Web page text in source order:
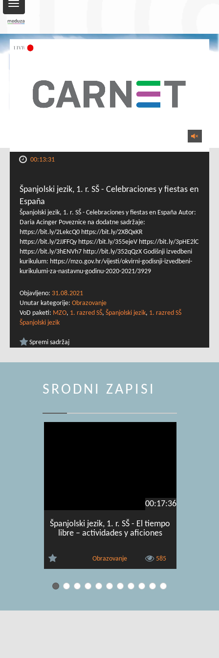
Toggle
navigation
00:13:31
Španjolski jezik, 1. r. SŠ - Celebraciones y fiestas en
España
Španjolski jezik, 1. r. SŠ - Celebraciones y fiestas en España Autor:
Daria Acinger Poveznice na dodatne sadržaje:
https://bit.ly/2LekcQ0 https://bit.ly/2X8QxKR
https://bit.ly/2JJFFQy https://bit.ly/355ejeV https://bit.ly/3pHE2lC
https://bit.ly/3hENVh7 http://bit.ly/352qQzX Godišnji izvedbeni
kurikulum: https://mzo.gov.hr/vijesti/okvirni-godisnji-izvedbeni-
kurikulumi-za-nastavnu-godinu-2020-2021/3929
Objavljeno: 31.08.2021
Unutar kategorije: Obrazovanje
VoD paketi: MZO, 1. razred SŠ, Španjolski jezik, 1. razred SŠ
Španjolski jezik
Spremi sadržaj
SRODNI ZAPISI
00:17:36
Španjolski jezik, 1. r. SŠ - El tiempo
libre – actividades y aficiones
Obrazovanje 585